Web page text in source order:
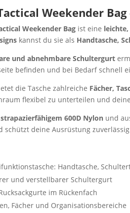
Weekender
Weekender Bag ist eine
kannst du sie als Handtasche,
und abnehmbare Schultergurt
befinden und bei Bedarf schnell
die Tasche zahlreiche Fächer,
flexibel zu unterteilen und
strapazierfähigem 600D Nylon und
schützt deine Ausrüstung
Handtasche,
und verstellbarer Schultergurt
im Rückenfach
Fächer und Organisationsbereiche